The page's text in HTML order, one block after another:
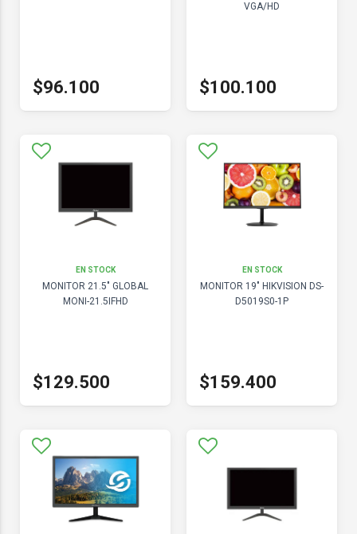
$96.100
VGA/HD
$100.100
EN STOCK
MONITOR 21.5" GLOBAL
MONI-21.5IFHD
$129.500
EN STOCK
MONITOR 19" HIKVISION DS-
D5019S0-1P
$159.400